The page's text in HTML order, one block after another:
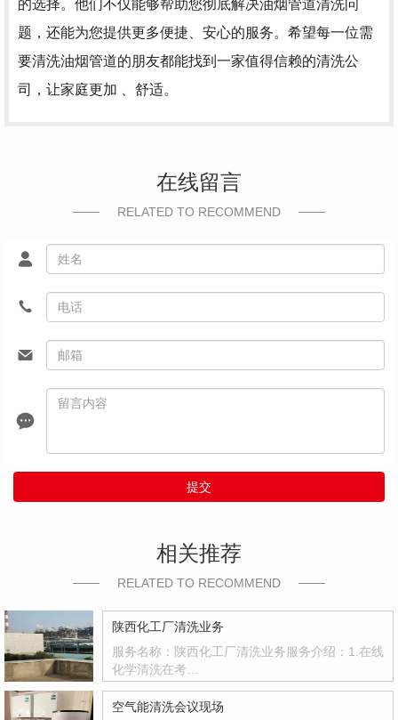
的选择。他们不仅能够帮助您彻底解决油烟管道清洗问
题，还能为您提供更多便捷、安心的服务。希望每一位需
要清洗油烟管道的朋友都能找到一家值得信赖的清洗公
司，让家庭更加 、舒适。
在线留言
RELATED TO RECOMMEND
提交
相关推荐
RELATED TO RECOMMEND
陕西化工厂清洗业务
服务名称：陕西化工厂清洗业务服务介绍：1.在线
化学清洗在考…
空气能清洗会议现场